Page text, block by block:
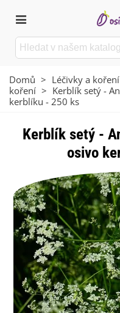
Domů > Léčivky a koření
koření > Kerblík setý -
kerblíku - 250 ks
Kerblík setý -
osivo